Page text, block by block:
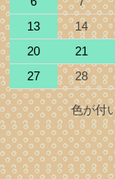
13
14
20
21
27
28
色が付